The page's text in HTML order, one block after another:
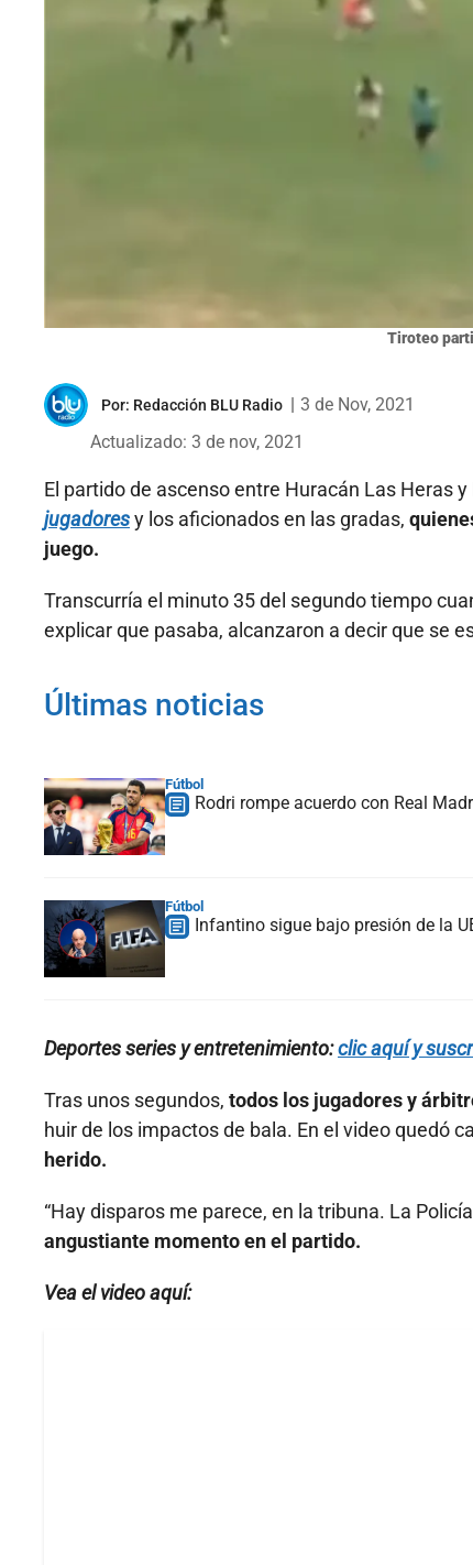
Tiroteo
Por: Redacción BLU Radio
3 de Nov, 2021
Actualizado: 3 de nov, 2021
El partido de ascenso entre Huracán Las Heras
jugadoresy los aficionados en las gradas,
juego.
Transcurría el minuto 35 del segundo tiempo
explicar que pasaba, alcanzaron a decir que se
Últimas noticias
Fútbol
Rodri rompe acuerdo con Real
Fútbol
Infantino sigue bajo presión de la
Deportes series y entretenimiento:clic aquí y
Tras unos segundos, todos los jugadores y
huir de los impactos de bala. En el video quedó
herido.
“Hay disparos me parece, en la tribuna. La
angustiante momento en el partido.
Vea el video aquí: